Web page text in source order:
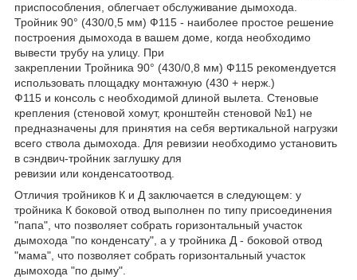
приспособления, облегчает обслуживание дымохода.
Тройник 90° (430/0,5 мм) Ф115 - наиболее простое решение
построения дымохода в вашем доме, когда необходимо
вывести трубу на улицу. При
закреплении Тройника 90° (430/0,8 мм) Ф115 рекомендуется
использовать площадку монтажную (430 + нерж.)
Ф115 и консоль с необходимой длиной вылета. Стеновые
крепления (стеновой хомут, кронштейн стеновой №1) не
предназначены для принятия на себя вертикальной нагрузки
всего ствола дымохода. Для ревизии необходимо установить
в сэндвич-тройник заглушку для
ревизии или конденсатоотвод.
Отличия тройников К и Д заключается в следующем: у
тройника К боковой отвод выполнен по типу присоединения
"папа", что позволяет собрать горизонтальный участок
дымохода "по конденсату", а у тройника Д - боковой отвод
"мама", что позволяет собрать горизонтальный участок
дымохода "по дыму".